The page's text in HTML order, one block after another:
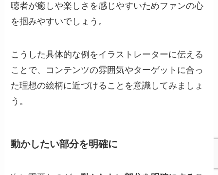
聴者が癒しや楽しさを感じやすいためファンの心
を掴みやすいでしょう。
こうした具体的な例をイラストレーターに伝える
ことで、コンテンツの雰囲気やターゲットに合っ
た理想の絵柄に近づけることを意識してみましょ
う。
動かしたい部分を明確に